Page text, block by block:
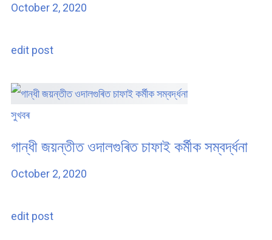
October 2, 2020
edit post
সুখবৰ
গান্ধী জয়ন্তীত ওদালগুৰিত চাফাই কৰ্মীক সম্বৰ্দ্ধনা
October 2, 2020
edit post